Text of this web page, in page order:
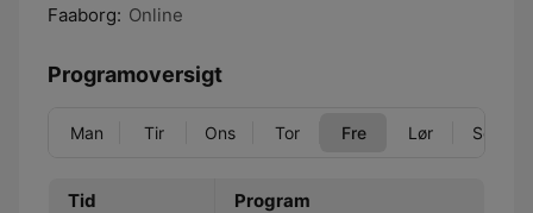
Faaborg: Online
Programoversigt
Man Tir Ons Tor Fre Lør Søn
Tid Program